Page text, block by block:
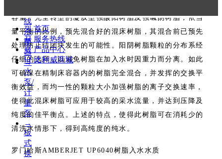
线
杀
菌
器
→
水
泵/
计
量
泵
→
板
式
换
容量，完全转型的凝胶型强酸阳树脂及强碱阴树脂，依当
量平衡的比例，预先混合好的混床树脂，其混合前已预先
处理防止结团块发生的可能性。阳阴树脂颗粒的分布系经
仔细的选择，以避免树脂在加入水时因重力而分离。如此
可确保在精制床容器内的树脂完全混合，并发挥的交换平
衡效益，而均一性的颗粒大小加强树脂的离子交换速率，
使得此混床树脂可应用于较高的采水流量，并达到压降及
纯度的佳平衡点。上述的特点，使得此树脂可在消耗少的
清洗水情形下，得到高纯度的纯水。
罗门哈斯AMBERJET UP6040树脂入水水质
낀 首页
뀰 服务热线
끣 产品中心
낙 比利威商城